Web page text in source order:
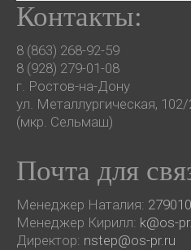
Контакты:
8 (863) 268-92-59
8 (928) 279-01-08
г. Ростов-на-Дону
ул. Металлургическая,
(мкр. Сельмаш)
Почта для
Менеджер Наталия:
Менеджер Кирилл: k@os-
Директор: nstep@os-pr.ru